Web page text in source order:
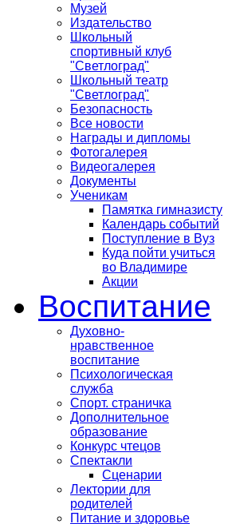
Музей
Издательство
Школьный
спортивный клуб
"Светлоград"
Школьный театр
"Светлоград"
Безопасность
Все новости
Награды и дипломы
Фотогалерея
Видеогалерея
Документы
Ученикам
Памятка гимназисту
Календарь событий
Поступление в Вуз
Куда пойти учиться
во Владимире
Акции
Воспитание
Духовно-
нравственное
воспитание
Психологическая
служба
Спорт. страничка
Дополнительное
образование
Конкурс чтецов
Спектакли
Сценарии
Лектории для
родителей
Питание и здоровье